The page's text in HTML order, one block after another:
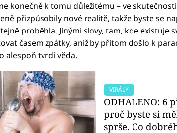
konečně k tomu důležitému – ve
přizpůsobily nové realitě, takže byste se
proběhla. Jinými slovy, tam, kde existuje
časem zpátky, aniž by přitom došlo k
alespoň tvrdí věda.
VIRÁLY
ODHALENO: 6
proč byste si
sprše. Co